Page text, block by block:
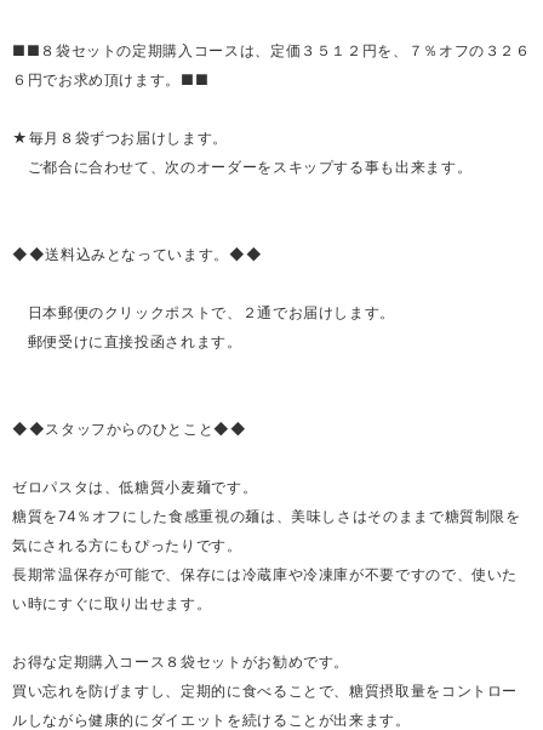
■■８袋セットの定期購入コースは、定価３５１２円を、７％オフの３２６
６円でお求め頂けます。■■
★毎月８袋ずつお届けします。
ご都合に合わせて、次のオーダーをスキップする事も出来ます。
◆◆送料込みとなっています。◆◆
日本郵便のクリックポストで、２通でお届けします。
郵便受けに直接投函されます。
◆◆スタッフからのひとこと◆◆
ゼロパスタは、低糖質小麦麺です。
糖質を74％オフにした食感重視の麺は、美味しさはそのままで糖質制限を
気にされる方にもぴったりです。
長期常温保存が可能で、保存には冷蔵庫や冷凍庫が不要ですので、使いた
い時にすぐに取り出せます。
お得な定期購入コース８袋セットがお勧めです。
買い忘れを防げますし、定期的に食べることで、糖質摂取量をコントロー
ルしながら健康的にダイエットを続けることが出来ます。